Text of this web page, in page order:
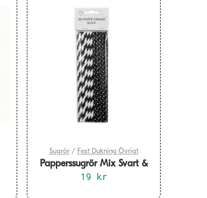
Sugrör/ Fest Dukning Övrigt
Papperssugrör Mix Svart &
Vit 20-pack
19 kr